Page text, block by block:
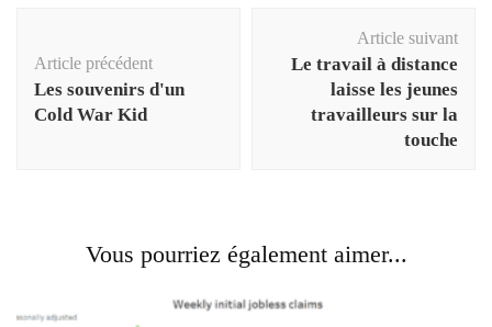
d'article
Article précédent
Les souvenirs d'un
Cold War Kid
Article suivant
Le travail à distance
laisse les jeunes
travailleurs sur la
touche
Vous pourriez également aimer...